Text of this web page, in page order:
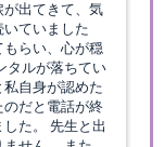
が出てきて、気
ていました
らい、心が穏
タルが落ちてい
自身が認めた
のだと電話が終
た。 先生と出